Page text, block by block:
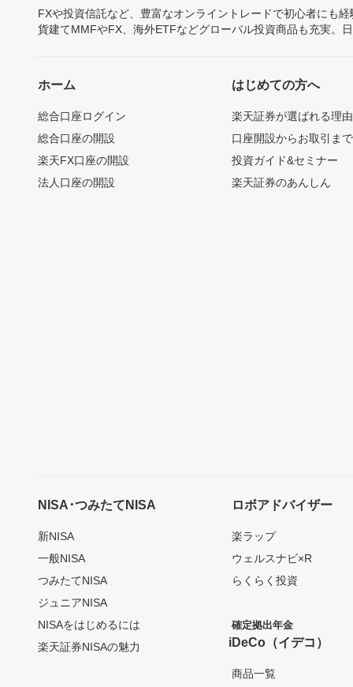
FXや投資信託など、豊富なオンライントレードで初心者にも
貨建てMMFやFX、海外ETFなどグローバル投資商品も充実。
ホーム
総合口座ログイン
総合口座の開設
楽天FX口座の開設
法人口座の開設
はじめての方へ
楽天証券が選ばれる理由
口座開設からお取引ま
投資ガイド&セミナー
楽天証券のあんしん
NISA･つみたてNISA
新NISA
一般NISA
つみたてNISA
ジュニアNISA
NISAをはじめるには
楽天証券NISAの魅力
ロボアドバイザー
楽ラップ
ウェルスナビ×R
らくらく投資
確定拠出年金
iDeCo（イデコ）
商品一覧